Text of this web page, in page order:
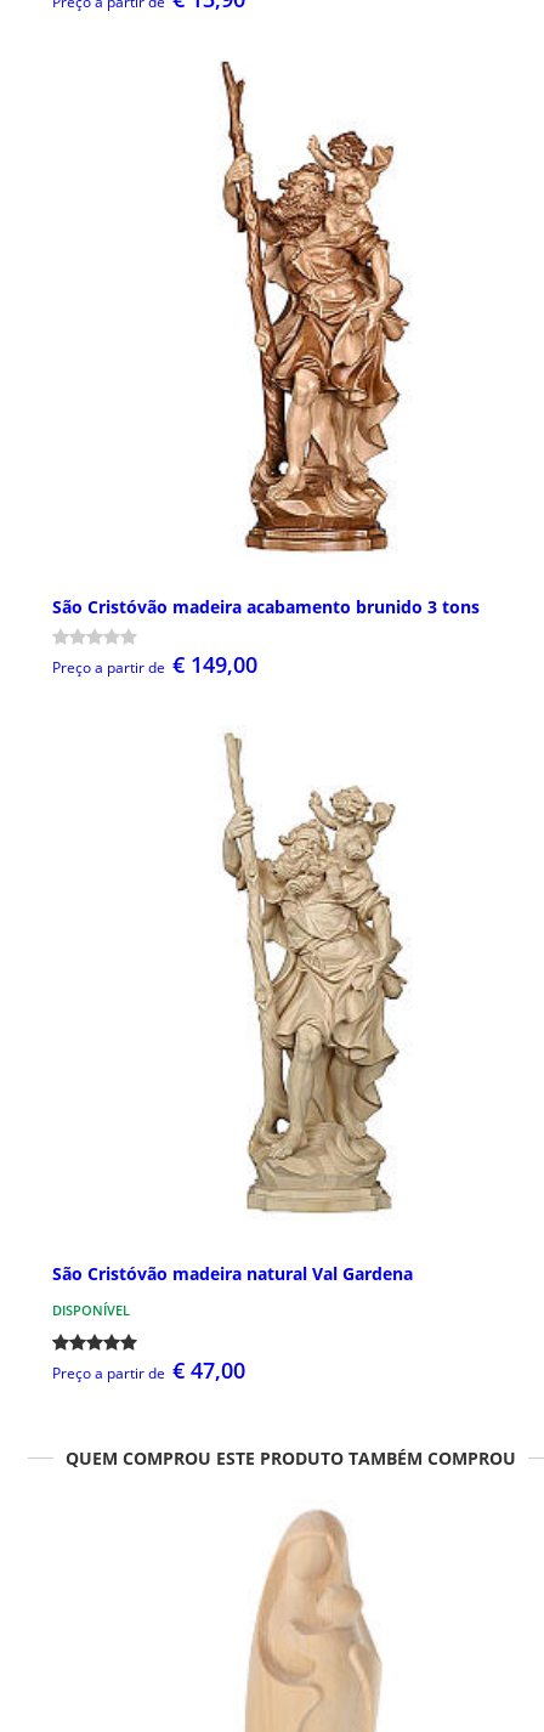
São Cristóvão madeira acabamento brunido 3 tons
Preço a partir de € 149,00
São Cristóvão madeira natural Val Gardena
DISPONÍVEL
Preço a partir de € 47,00
QUEM COMPROU ESTE PRODUTO TAMBÉM COMPROU